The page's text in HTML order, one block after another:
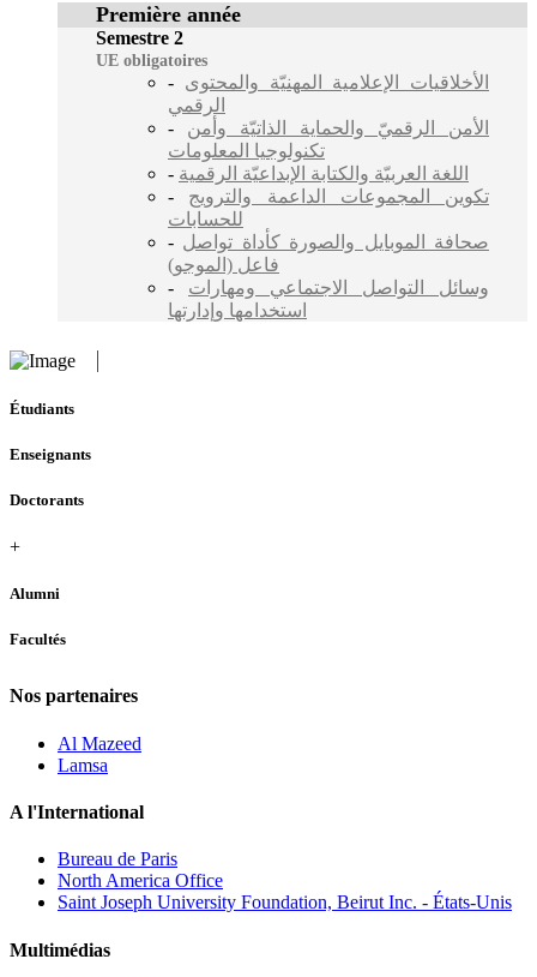
Première année
Semestre 2
UE obligatoires
- الأخلاقيات الإعلامية المهنيّة والمحتوى
الرقمي
- الأمن الرقميّ والحماية الذاتيّة وأمن
تكنولوجيا المعلومات
- اللغة العربيّة والكتابة الإبداعيّة الرقمية
- تكوين المجموعات الداعمة والترويج
للحسابات
- صحافة الموبايل والصورة كأداة تواصل
فاعل (الموجو)
- وسائل التواصل الاجتماعي ومهارات
استخدامها وإدارتها
Étudiants
Enseignants
Doctorants
+
Alumni
Facultés
Nos partenaires
Al Mazeed
Lamsa
A l'International
Bureau de Paris
North America Office
Saint Joseph University Foundation, Beirut Inc. - États-Unis
Multimédias